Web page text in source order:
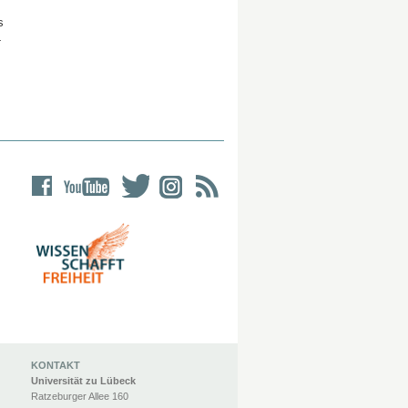
KONTAKT
Universität zu Lübeck
Ratzeburger Allee 160